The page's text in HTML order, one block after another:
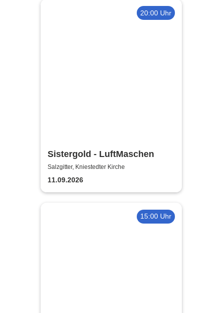
20:00 Uhr
Sistergold - LuftMaschen
Salzgitter, Kniestedter Kirche
11.09.2026
15:00 Uhr